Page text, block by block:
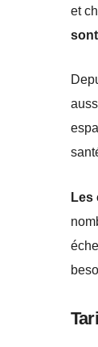
et
Les